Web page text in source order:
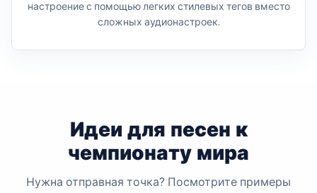
настроение с помощью легких стилевых тегов вместо
сложных аудионастроек.
Идеи для песен к
чемпионату мира
Нужна отправная точка? Посмотрите примеры